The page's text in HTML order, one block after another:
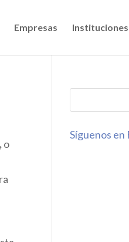
Empresas Instituciones
o
Síguenos en